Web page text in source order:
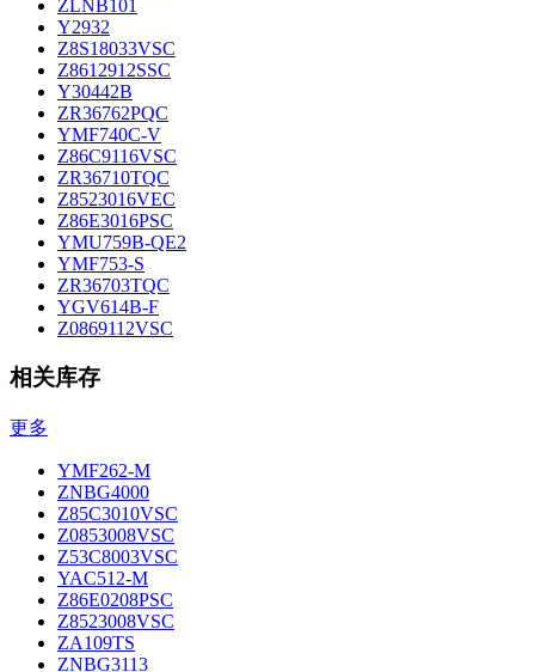
ZLNB101
Y2932
Z8S18033VSC
Z8612912SSC
Y30442B
ZR36762PQC
YMF740C-V
Z86C9116VSC
ZR36710TQC
Z8523016VEC
Z86E3016PSC
YMU759B-QE2
YMF753-S
ZR36703TQC
YGV614B-F
Z0869112VSC
相关库存
更多
YMF262-M
ZNBG4000
Z85C3010VSC
Z0853008VSC
Z53C8003VSC
YAC512-M
Z86E0208PSC
Z8523008VSC
ZA109TS
ZNBG3113